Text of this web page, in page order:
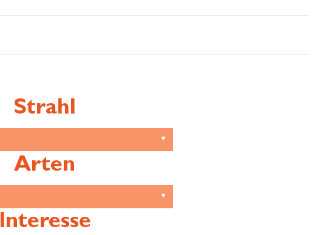
Strahl
Arten
Interesse